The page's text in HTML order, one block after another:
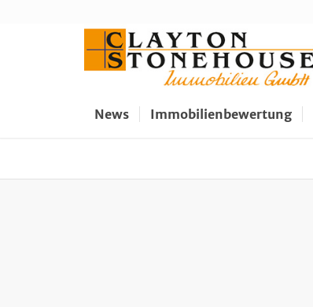
News Immobilienbewertung